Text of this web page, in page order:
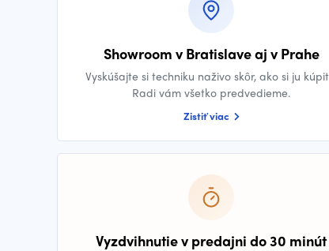
Showroom v Bratislave aj v Prahe
Vyskúšajte si techniku naživo skôr, ako si ju
Radi vám všetko predvedieme.
Zistiť viac
Vyzdvihnutie v predajni do 30 minút